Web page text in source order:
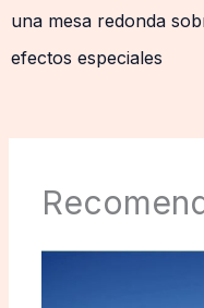
una mesa redonda
efectos especiales